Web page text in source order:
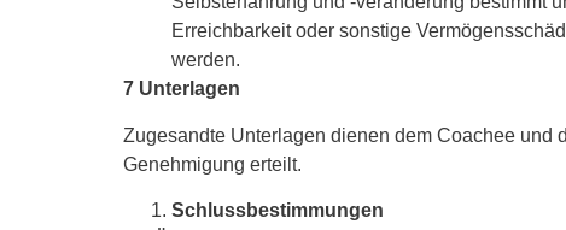
Erreichbarkeit oder sonstige
werden.
7 Unterlagen
Zugesandte Unterlagen dienen dem Coachee und
Genehmigung erteilt.
Schlussbestimmungen